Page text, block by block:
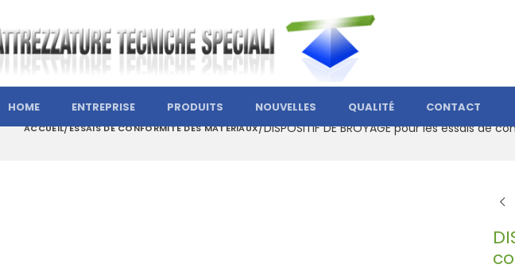
HOME ENTREPRISE PRODUITS NOUVELLES QUALITÉ CONTACT
ACCUEIL ESSAIS DE CONFORMITÉ DES MATÉRIAUX DISPOSITIF DE BROYAGE pour les essais de